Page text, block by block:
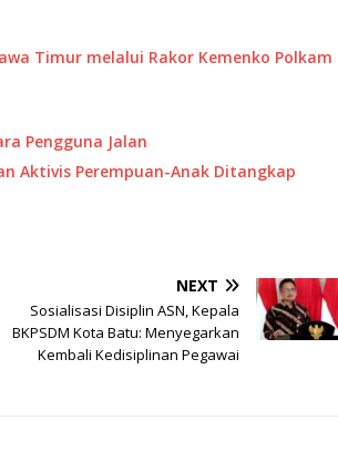
Timur melalui Rakor Kemenko Polkam
Pengguna Jalan
Aktivis Perempuan-Anak Ditangkap
NEXT
Sosialisasi Disiplin ASN, Kepala
BKPSDM Kota Batu: Menyegarkan
Kembali Kedisiplinan Pegawai